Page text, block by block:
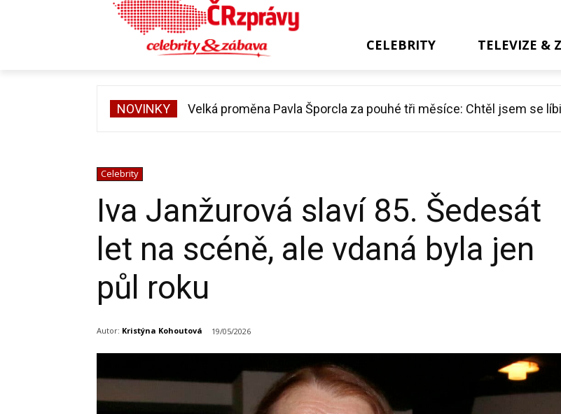
CELEBRITY TELEVIZE &
NOVINKY Velká proměna Pavla Šporcla za pouhé tři měsíce: Chtěl jsem se
Celebrity
Iva Janžurová slaví 85. Šedesát
let na scéně, ale vdaná byla jen
půl roku
Autor: Kristýna Kohoutová 19/05/2026